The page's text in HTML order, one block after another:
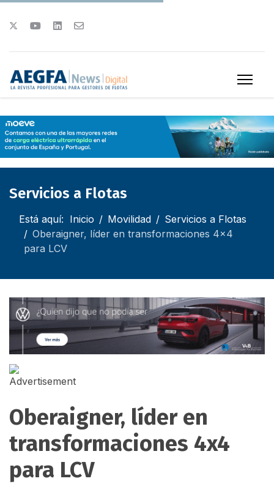
Servicios a Flotas
Está aquí: Inicio Movilidad
Servicios a Flotas
Oberaigner, líder en transformaciones 4x4
para LCV
Oberaigner, líder en
transformaciones 4x4
para LCV